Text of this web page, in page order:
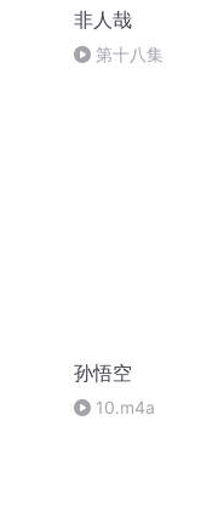
非人哉
第十八集
孙悟空
10.m4a